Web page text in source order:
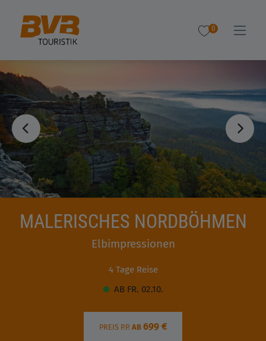
0
MALERISCHES NORDBÖHMEN
Elbimpressionen
4 Tage Reise
AB FR. 02.10.
PREIS P.P. AB 699 €